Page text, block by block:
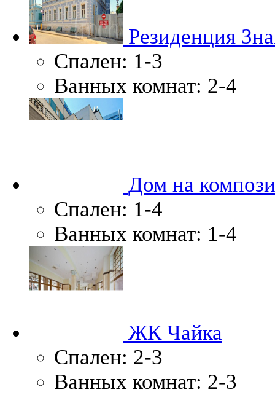
Резиденция
Спален: 1-3
Ванных комнат: 2-4
Дом на
Спален: 1-4
Ванных комнат: 1-4
ЖК Чайка
Спален: 2-3
Ванных комнат: 2-3